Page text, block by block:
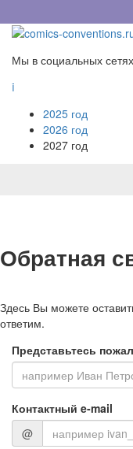
Мы в социальных сетях

2025 год
2026 год
2027 год
Обратная
Здесь Вы можете
ответим.
Представьтесь
Контактный e-mail
@